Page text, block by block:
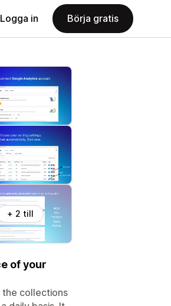
Logga in Börja gratis
+ 2 till
of your
the collections